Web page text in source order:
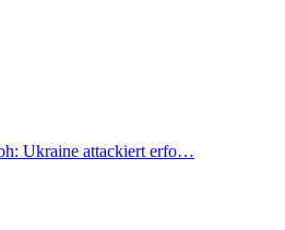
Ukraine attackiert erfo…